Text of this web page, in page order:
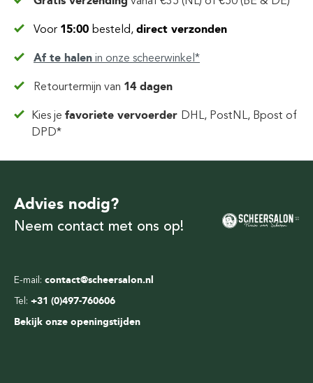
Voor 15:00 besteld, direct verzonden
Af te halen in onze scheerwinkel*
Retourtermijn van 14 dagen
Kies jefavoriete vervoerder DHL, PostNL, Bpost of
DPD*
E-mail: contact@scheersalon.nl
Tel: +31 (0)497-760606
Bekijk onze openingstijden
Advies nodig?
Neem contact met ons op!